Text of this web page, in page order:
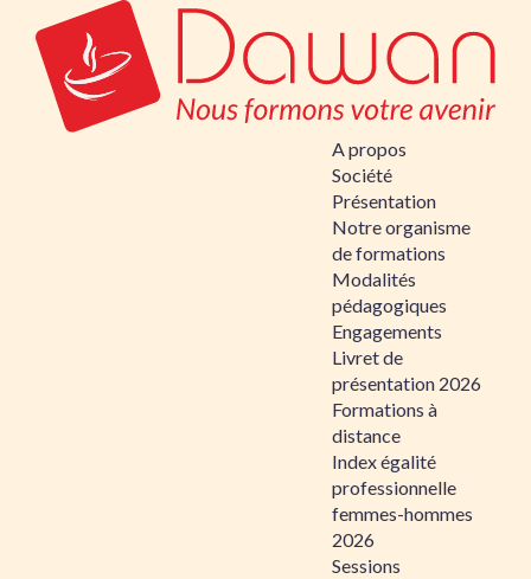
A propos
Société
Présentation
Notre organisme
de formations
Modalités
pédagogiques
Engagements
Livret de
présentation 2026
Formations à
distance
Index égalité
professionnelle
femmes-hommes
2026
Sessions